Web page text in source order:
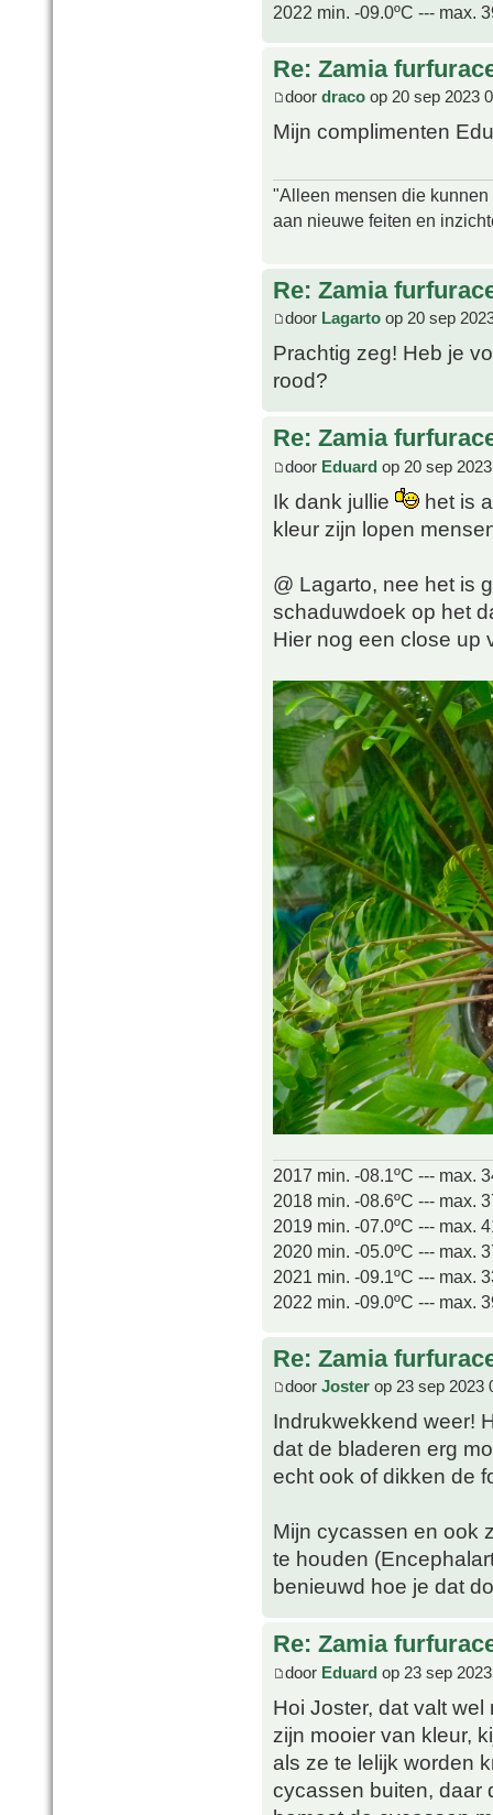
2022 min. -09.0ºC --- max.
Re: Zamia
door draco op 20 sep 2023
Mijn complimenten
"Alleen mensen die
aan nieuwe feiten en
Re: Zamia
door Lagarto op 20 sep
Prachtig zeg! Heb je
rood?
Re: Zamia
door Eduard op 20 sep
Ik dank jullie
het is
kleur zijn lopen
@ Lagarto, nee het is
schaduwdoek op het
Hier nog een close up
2017 min. -08.1ºC --- max.
2018 min. -08.6ºC --- max.
2019 min. -07.0ºC --- max.
2020 min. -05.0ºC --- max.
2021 min. -09.1ºC --- max.
2022 min. -09.0ºC --- max.
Re: Zamia
door Joster op 23 sep 2023
Indrukwekkend weer!
dat de bladeren erg
echt ook of dikken de
Mijn cycassen en ook
te houden
benieuwd hoe je dat
Re: Zamia
door Eduard op 23 sep
Hoi Joster, dat valt
zijn mooier van kleur,
als ze te lelijk worden
cycassen buiten, daar